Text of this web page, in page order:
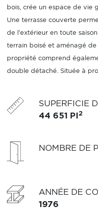
bois, crée un espace de vie
Une terrasse couverte
de l'extérieur en toute
terrain boisé et aménagé de
propriété comprend
double détaché. Située à
entre nature et confort.
SUPERFICIE
44 651 PI 2
NOMBRE DE
ANNÉE DE
1976